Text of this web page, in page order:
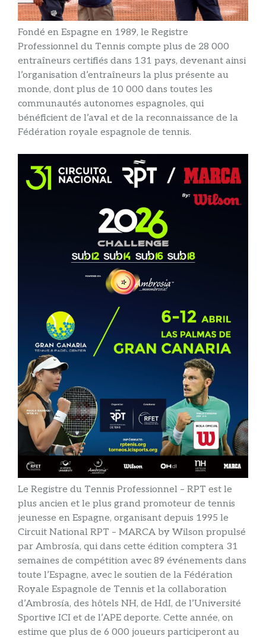
Fondé en Espagne en 1989, le Registre
Professionnel du Tennis compte plus de 28 000
entraîneurs certifiés dans 131 pays, devenant ainsi
l’organisation d’entraîneurs la plus présente au
monde, dont plus de 10 000 dans toutes les
communautés autonomes espagnoles, qui
bénéficient de l’aval et de la reconnaissance de la
Fédération royale espagnole de tennis.
Le Registre du Tennis Professionnel – RPT est le
plus ancien et le plus grand promoteur de tennis
jeunesse en Espagne, organisant depuis 1995 le
Circuit National RPT – MARCA by Wilson propulsé
par Ambrosía, qui dans cette édition comptera 31
semaines de compétition avec 89 événements dans
toute l’Espagne, avec le soutien de la Fédération
Royale Espagnole de Tennis et la collaboration
d’Ambrosía, des hôtels NH, de HdI, de l’Université
Sportive ICI et de l’APE deporte. Cette année, on
estime que plus de 6 000 joueurs participeront au